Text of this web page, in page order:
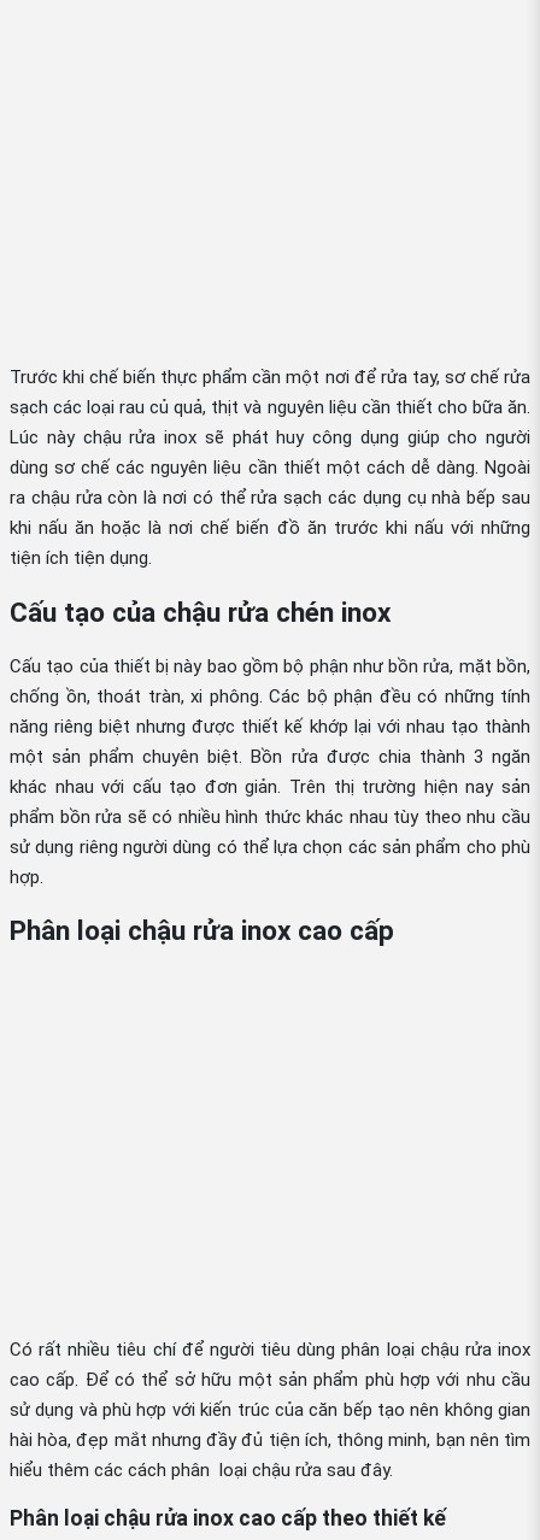
Trước khi chế biến thực phẩm cần một nơi để rửa tay, sơ chế rửa
sạch các loại rau củ quả, thịt và nguyên liệu cần thiết cho bữa ăn.
Lúc này chậu rửa inox sẽ phát huy công dụng giúp cho người
dùng sơ chế các nguyên liệu cần thiết một cách dễ dàng. Ngoài
ra chậu rửa còn là nơi có thể rửa sạch các dụng cụ nhà bếp sau
khi nấu ăn hoặc là nơi chế biến đồ ăn trước khi nấu với những
tiện ích tiện dụng.
Cấu tạo của chậu rửa chén inox
Cấu tạo của thiết bị này bao gồm bộ phận như bồn rửa, mặt bồn,
chống ồn, thoát tràn, xi phông. Các bộ phận đều có những tính
năng riêng biệt nhưng được thiết kế khớp lại với nhau tạo thành
một sản phẩm chuyên biệt. Bồn rửa được chia thành 3 ngăn
khác nhau với cấu tạo đơn giản. Trên thị trường hiện nay sản
phẩm bồn rửa sẽ có nhiều hình thức khác nhau tùy theo nhu cầu
sử dụng riêng người dùng có thể lựa chọn các sản phẩm cho phù
hợp.
Phân loại chậu rửa inox cao cấp
Có rất nhiều tiêu chí để người tiêu dùng phân loại chậu rửa inox
cao cấp. Để có thể sở hữu một sản phẩm phù hợp với nhu cầu
sử dụng và phù hợp với kiến trúc của căn bếp tạo nên không gian
hài hòa, đẹp mắt nhưng đầy đủ tiện ích, thông minh, bạn nên tìm
hiểu thêm các cách phân loại chậu rửa sau đây.
Phân loại chậu rửa inox cao cấp theo thiết kế